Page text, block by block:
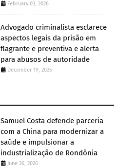
February 03, 2026
Advogado criminalista esclarece
aspectos legais da prisão em
flagrante e preventiva e alerta
para abusos de autoridade
December 19, 2025
Samuel Costa defende parceria
com a China para modernizar a
saúde e impulsionar a
industrialização de Rondônia
June 26, 2026